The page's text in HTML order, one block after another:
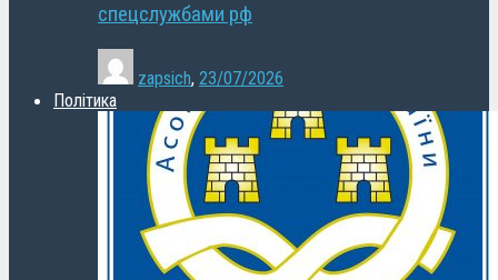
спецслужбами рф
zapsich, 23/07/2026
Політика